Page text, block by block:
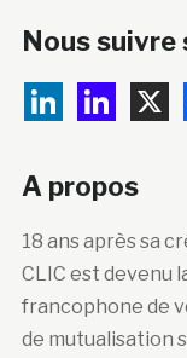
Nous suivre
A propos
18 ans après sa
CLIC est devenu
francophone de
de mutualisation